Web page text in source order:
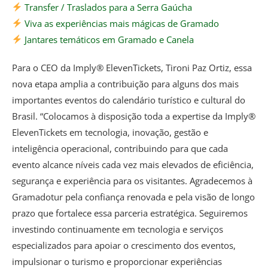
Transfer / Traslados para a Serra Gaúcha
Viva as experiências mais mágicas de Gramado
Jantares temáticos em Gramado e Canela
Para o CEO da Imply®️ ElevenTickets, Tironi Paz Ortiz, essa
nova etapa amplia a contribuição para alguns dos mais
importantes eventos do calendário turístico e cultural do
Brasil. “Colocamos à disposição toda a expertise da Imply®️
ElevenTickets em tecnologia, inovação, gestão e
inteligência operacional, contribuindo para que cada
evento alcance níveis cada vez mais elevados de eficiência,
segurança e experiência para os visitantes. Agradecemos à
Gramadotur pela confiança renovada e pela visão de longo
prazo que fortalece essa parceria estratégica. Seguiremos
investindo continuamente em tecnologia e serviços
especializados para apoiar o crescimento dos eventos,
impulsionar o turismo e proporcionar experiências